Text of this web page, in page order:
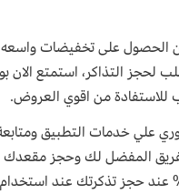
من الحصول على تخفيضات
تخفيض بقيمة تصل الي 15% علي اول طلب لحجز
غرينتا هب الاستفادة من 20% خصم فوري علي
المفضل لك وحجز مقعدك
بالاضافة انك ستتمكن من الاستفادة بخصومات تصل